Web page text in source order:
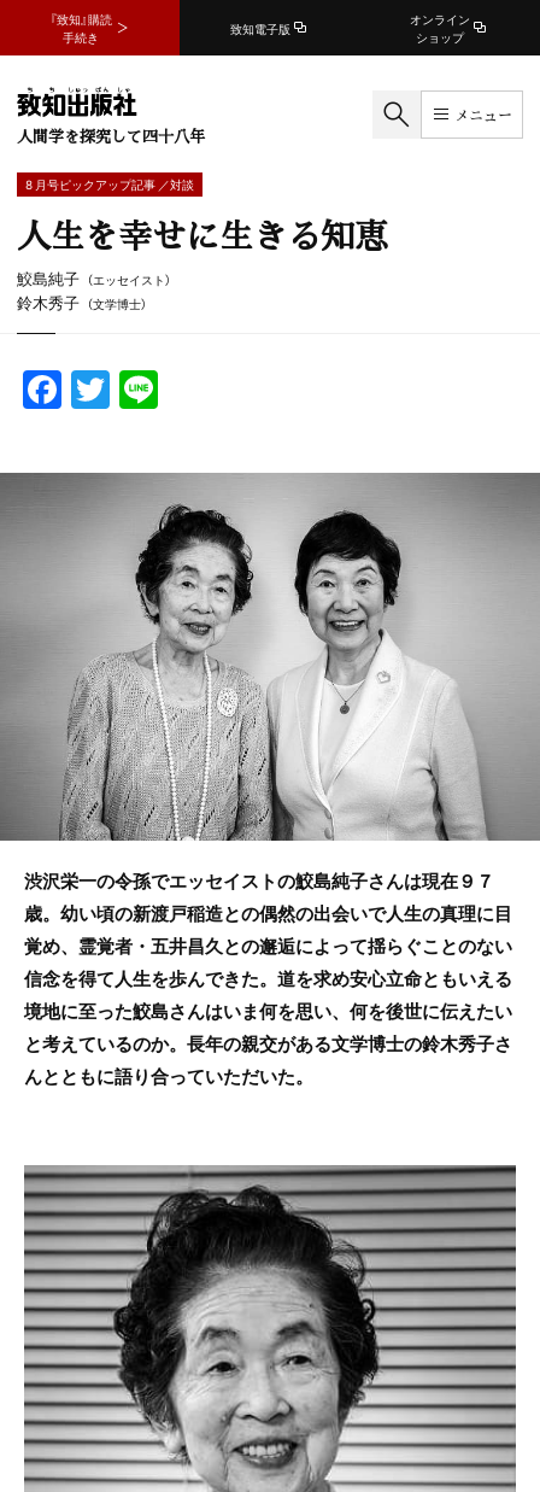
『致知』購読
手続き
致知電子版
オンライン
ショップ
人間学を探究して四十八年
メニュー
8 月号ピックアップ記事 ／対談
人生を幸せに生きる知恵
鮫島純子 （エッセイスト）
鈴木秀子 （文学博士）
F
a
c
e
b
k
T
w
itt
er
e
渋沢栄一の令孫でエッセイストの鮫島純子さんは現在９７
歳。幼い頃の新渡戸稲造との偶然の出会いで人生の真理に目
覚め、霊覚者・五井昌久との邂逅によって揺らぐことのない
信念を得て人生を歩んできた。道を求め安心立命ともいえる
境地に至った鮫島さんはいま何を思い、何を後世に伝えたい
と考えているのか。長年の親交がある文学博士の鈴木秀子さ
んとともに語り合っていただいた。